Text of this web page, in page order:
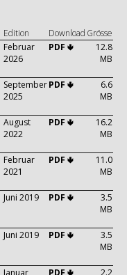
Edition Download Grösse
Februar
2026
PDF 🢃
12.8
MB
September
2025
PDF 🢃
6.6
MB
August
2022
PDF 🢃
16.2
MB
Februar
2021
PDF 🢃
11.0
MB
Juni 2019 PDF 🢃
3.5
MB
Juni 2019 PDF 🢃
3.5
MB
Januar
PDF 🢃
2.2